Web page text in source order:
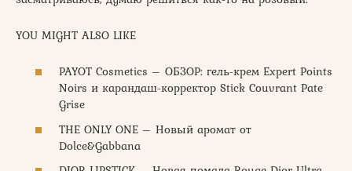
YOU MIGHT ALSO LIKE
PAYOT Cosmetics – ОБЗОР: гель-крем Expert Points
Noirs и карандаш-корректор Stick Couvrant Pate
Grise
THE ONLY ONE – Новый аромат от
Dolce&Gabbana